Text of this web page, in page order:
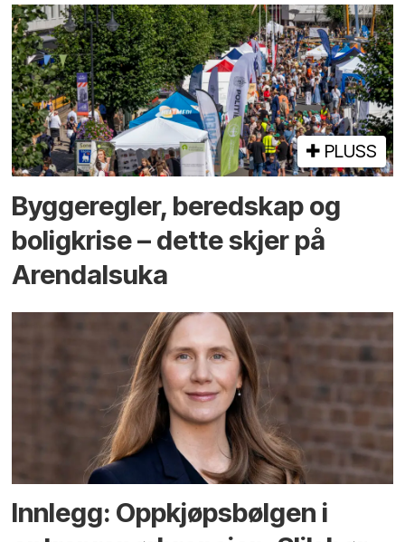
PLUSS
Bygge­regler, beredskap og
bolig­krise – dette skjer på
Arendals­uka
Innlegg: Oppkjøps­bølgen i